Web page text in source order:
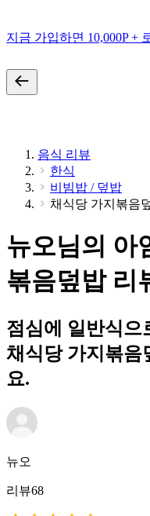
지금 가입하면 10,000P +
음식 리뷰
한식
비빔밥 / 덮밥
채식당 가지볶음
뉴오님의 아
볶음덮밥 리
점심에 일반식으
채식당 가지볶음
요.
뉴오
리뷰68